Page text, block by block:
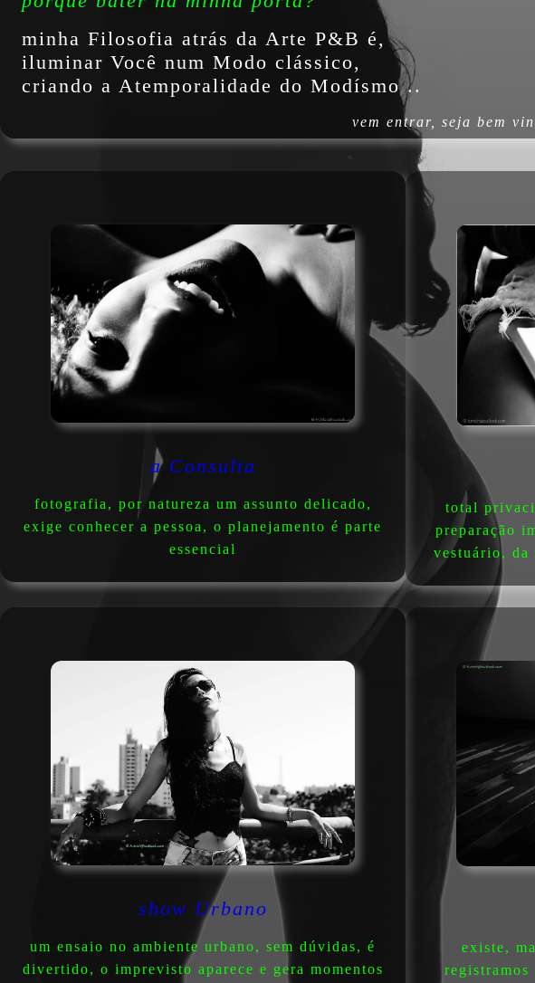
minha Filosofia atrás da Arte P&B é,
iluminar Você num Modo clássico,
criando a Atemporalidade do Modísmo ..
vem entrar, seja bem
a Consulta
fotografia, por natureza um assunto delicado,
exige conhecer a pessoa, o planejamento é parte
essencial
total
preparação
vestuário, da
show Urbano
um ensaio no ambiente urbano, sem dúvidas, é
divertido, o imprevisto aparece e gera momentos
existe,
registramos